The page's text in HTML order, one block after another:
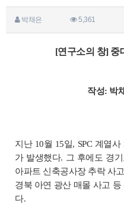
박채은 5,361
[연구소의 창] 중
작성: 박
지난 10월 15일, SPC 계열
가 발생했다. 그 후에도 경
아파트 신축공사장 추락 사
경북 아연 광산 매몰 사고
다.